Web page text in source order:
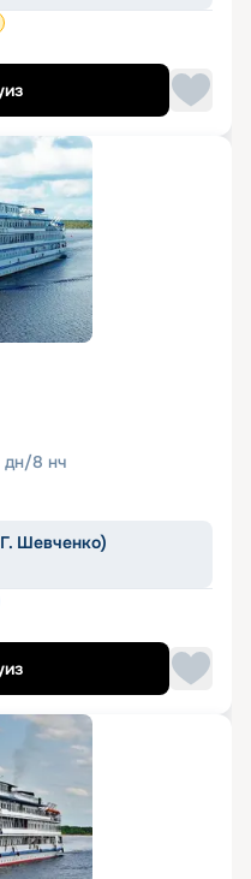
дн/8 нч
Шевченко)